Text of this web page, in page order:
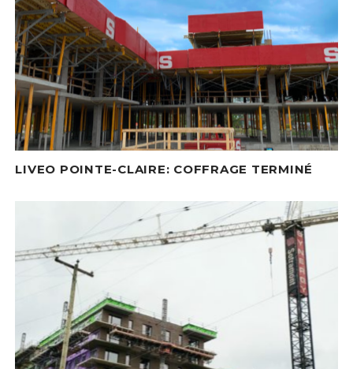
LIVEO POINTE-CLAIRE: COFFRAGE TERMINÉ